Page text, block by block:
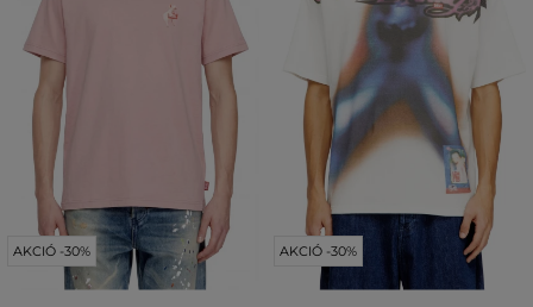
AKCIÓ -30% AKCIÓ -30%